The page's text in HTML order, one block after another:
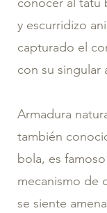
y escurridizo
capturado el
con su singular
Armadura
también
bola, es
mecanismo de
se siente